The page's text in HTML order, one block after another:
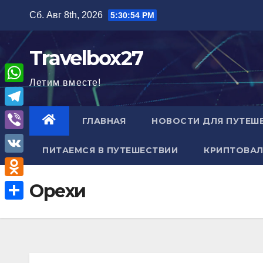
содержимому
Сб. Авг 8th, 2026 5:30:55 PM
Travelbox27
Летим вместе!
ГЛАВНАЯ НОВОСТИ ДЛЯ
ПИТАЕМСЯ В ПУТЕШЕСТВИИ
Орехи
W
h
a
A
T
e
l
e
g
V
i
b
e
V
K
O